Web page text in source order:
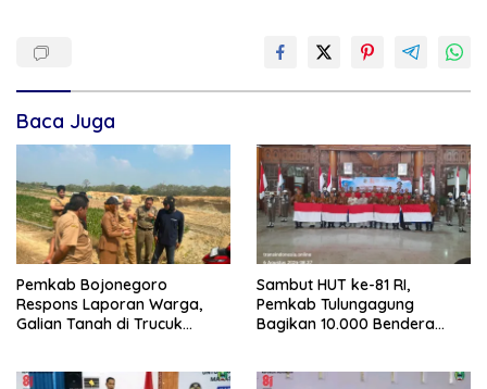
Baca Juga
Pemkab Bojonegoro
Respons Laporan Warga,
Galian Tanah di Trucuk
Sambut HUT ke-81 RI,
Pemkab Tulungagung
Bagikan 10.000 Bendera